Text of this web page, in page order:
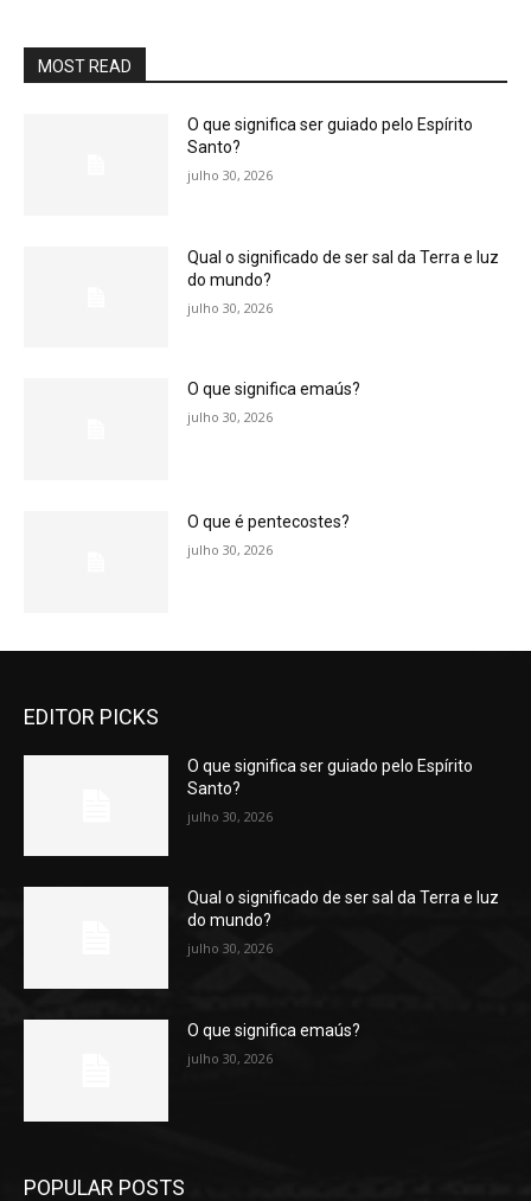
MOST READ
O que significa ser guiado pelo Espírito
Santo?
julho 30, 2026
Qual o significado de ser sal da Terra e luz
do mundo?
julho 30, 2026
O que significa emaús?
julho 30, 2026
O que é pentecostes?
julho 30, 2026
EDITOR PICKS
O que significa ser guiado pelo Espírito
Santo?
julho 30, 2026
Qual o significado de ser sal da Terra e luz
do mundo?
julho 30, 2026
O que significa emaús?
julho 30, 2026
POPULAR POSTS